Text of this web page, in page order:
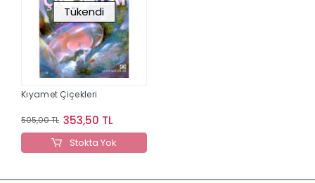
Tükendi
Kıyamet Çiçekleri
505,00 TL 353,50 TL
Stokta Yok